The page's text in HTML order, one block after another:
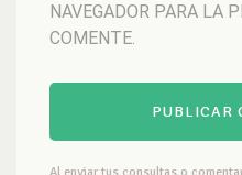
NAVEGADOR PARA LA
COMENTE.